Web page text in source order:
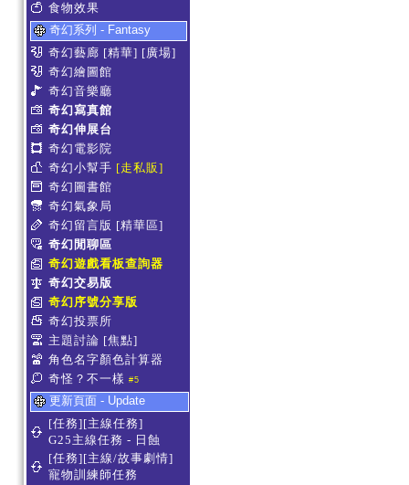
食物效果
奇幻系列 - Fantasy
奇幻藝廊 [精華] [廣場]
奇幻繪圖館
奇幻音樂廳
奇幻寫真館
奇幻伸展台
奇幻電影院
奇幻小幫手 [走私販]
奇幻圖書館
奇幻氣象局
奇幻留言版 [精華區]
奇幻閒聊區
奇幻遊戲看板查詢器
奇幻交易版
奇幻序號分享版
奇幻投票所
主題討論 [焦點]
角色名字顏色計算器
奇怪？不一樣 #5
更新頁面 - Update
[任務][主線任務]
G25主線任務 - 日蝕
[任務][主線/故事劇情]
寵物訓練師任務